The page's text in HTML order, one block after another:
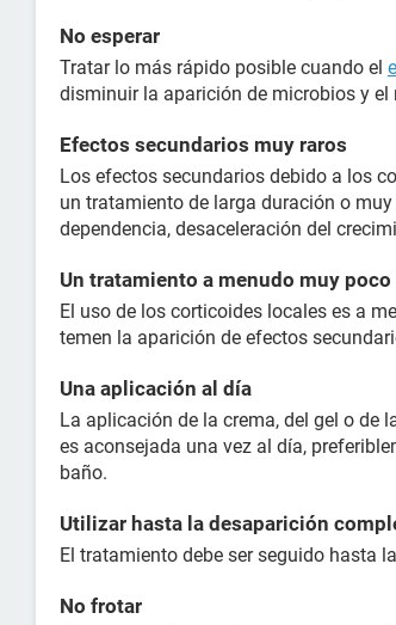
No esperar
Tratar lo más rápido posible cuando el
disminuir la aparición de microbios y el
Efectos secundarios muy raros
Los efectos secundarios debido a los
un tratamiento de larga duración o
dependencia, desaceleración del
Un tratamiento a menudo muy
El uso de los corticoides locales es a
temen la aparición de efectos
Una aplicación al día
La aplicación de la crema, del gel o de
es aconsejada una vez al día,
baño.
Utilizar hasta la desaparición
El tratamiento debe ser seguido hasta
No frotar